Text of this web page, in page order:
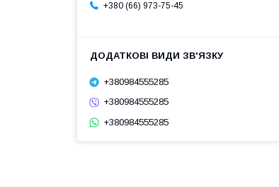
+380 (66) 973-75-45
+380984555285
+380984555285
+380984555285